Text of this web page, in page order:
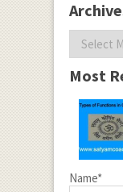
Most
Name*